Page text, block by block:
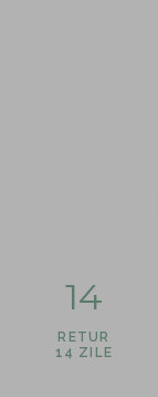
14
RETUR
14 ZILE